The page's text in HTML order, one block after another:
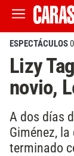
ESPECTÁCULOS
Lizy
novio,
A dos días
Giménez,
terminado